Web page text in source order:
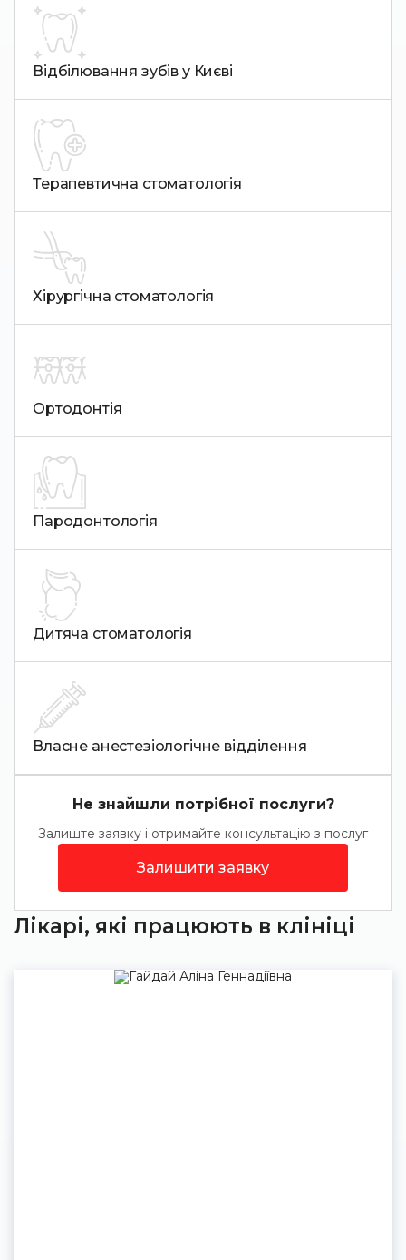
Відбілювання зубів у Києві
Терапевтична стоматологія
Хірургічна стоматологія
Ортодонтія
Пародонтологія
Дитяча стоматологія
Власне анестезіологічне відділення
Не знайшли потрібної послуги?
Залиште заявку і отримайте консультацію з послуг
Залишити заявку
Лікарі, які працюють в клініці